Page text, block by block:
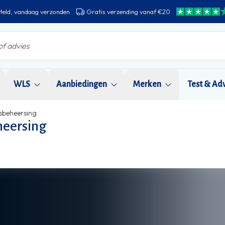
vandaag verzonden Gratis verzending vanaf €20
WLS Aanbiedingen Merken Test &